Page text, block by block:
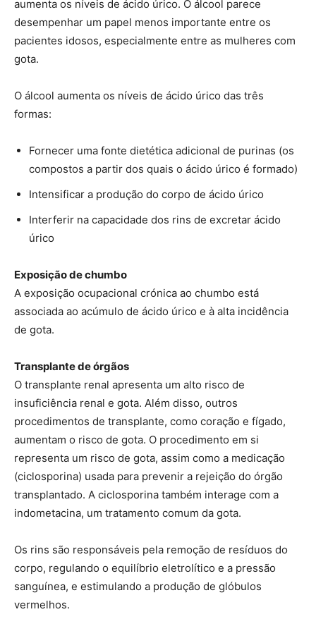
aumenta os níveis de ácido úrico. O álcool parece
desempenhar um papel menos importante entre os
pacientes idosos, especialmente entre as mulheres com
gota.
O álcool aumenta os níveis de ácido úrico das três
formas:
Fornecer uma fonte dietética adicional de purinas (os
compostos a partir dos quais o ácido úrico é formado)
Intensificar a produção do corpo de ácido úrico
Interferir na capacidade dos rins de excretar ácido
úrico
Exposição de chumbo
A exposição ocupacional crónica ao chumbo está
associada ao acúmulo de ácido úrico e à alta incidência
de gota.
Transplante de órgãos
O transplante renal apresenta um alto risco de
insuficiência renal e gota. Além disso, outros
procedimentos de transplante, como coração e fígado,
aumentam o risco de gota. O procedimento em si
representa um risco de gota, assim como a medicação
(ciclosporina) usada para prevenir a rejeição do órgão
transplantado. A ciclosporina também interage com a
indometacina, um tratamento comum da gota.
Os rins são responsáveis ​​pela remoção de resíduos do
corpo, regulando o equilíbrio eletrolítico e a pressão
sanguínea, e estimulando a produção de glóbulos
vermelhos.